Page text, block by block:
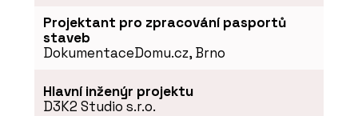
Projektant pro zpracování pasportů
staveb
DokumentaceDomu.cz, Brno
Hlavní inženýr projektu
D3K2 Studio s.r.o.